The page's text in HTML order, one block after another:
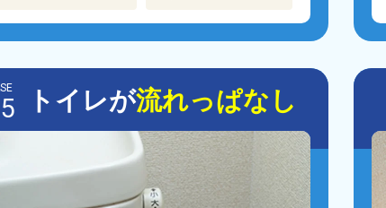
トイレが流れっぱなし